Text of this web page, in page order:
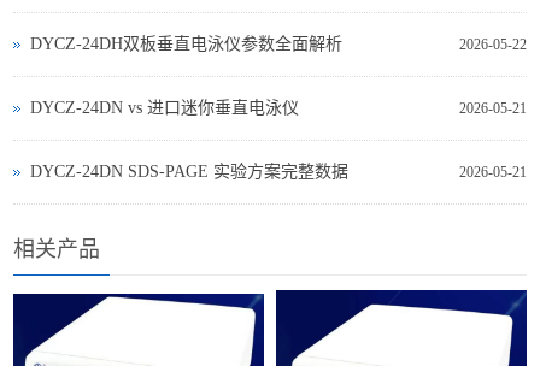
2026-05-22
DYCZ-24DH双板垂直电泳仪参数全面解析
2026-05-21
DYCZ‑24DN vs 进口迷你垂直电泳仪
2026-05-21
DYCZ‑24DN SDS‑PAGE 实验方案完整数据
相关产品